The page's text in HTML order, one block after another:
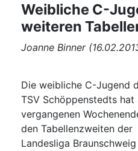
Weibliche C-
weiteren
Joanne Binner
Die weibliche C-Jugend
TSV Schöppenstedts hat
vergangenen
den Tabellenzweiten der
Landesliga